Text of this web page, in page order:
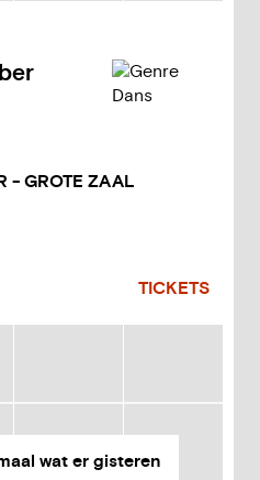
- GROTE ZAAL
TICKETS
wat er gisteren